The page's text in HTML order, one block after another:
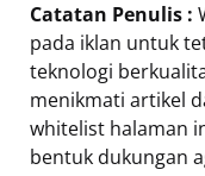
Catatan Penulis :
pada iklan untuk
teknologi
menikmati artikel
whitelist halaman
bentuk dukungan